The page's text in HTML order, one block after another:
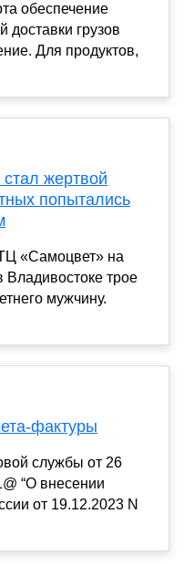
обеспечение
доставки грузов
Для продуктов,
жертвой
попытались
«Самоцвет» на
трое
мужчину.
фактуры
службы от 26
“О внесении
от 19.12.2023 N